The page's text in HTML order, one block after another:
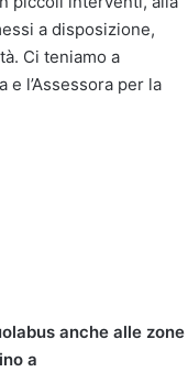
a disposizione,
Ci teniamo a
l’Assessora per la
anche alle zone
a